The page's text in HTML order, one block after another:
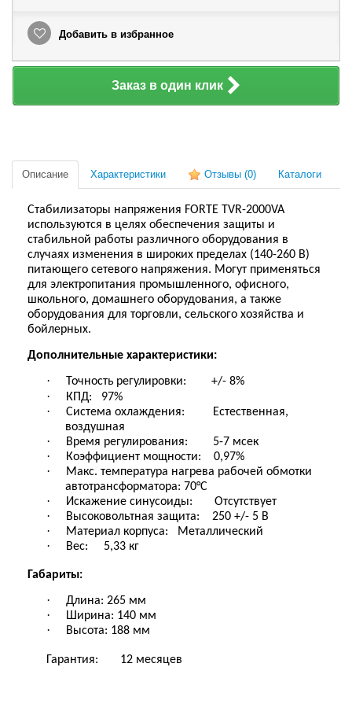
Добавить в избранное
Заказ в один клик
Описание Характеристики Отзывы (0) Каталоги
Стабилизаторы напряжения FORTE TVR-2000VA
используются в целях обеспечения защиты и
стабильной работы различного оборудования в
случаях изменения в широких пределах (140-260 В)
питающего сетевого напряжения. Могут применяться
для электропитания промышленного, офисного,
школьного, домашнего оборудования, а также
оборудования для торговли, сельского хозяйства и
бойлерных.
Дополнительные характеристики:
· Точность регулировки: +/- 8%
· КПД: 97%
· Система охлаждения:
Естественная,
воздушная
· Время регулирования: 5-7 мсек
· Коэффициент мощности: 0,97%
·
Макс. температура нагрева рабочей обмотки
автотрансформатора: 70°С
· Искажение синусоиды: Отсутствует
· Высоковольтная защита: 250 +/- 5 В
· Материал корпуса: Металлический
· Вес: 5,33 кг
Габариты:
· Длина: 265 мм
· Ширина: 140 мм
· Высота: 188 мм
Гарантия: 12 месяцев